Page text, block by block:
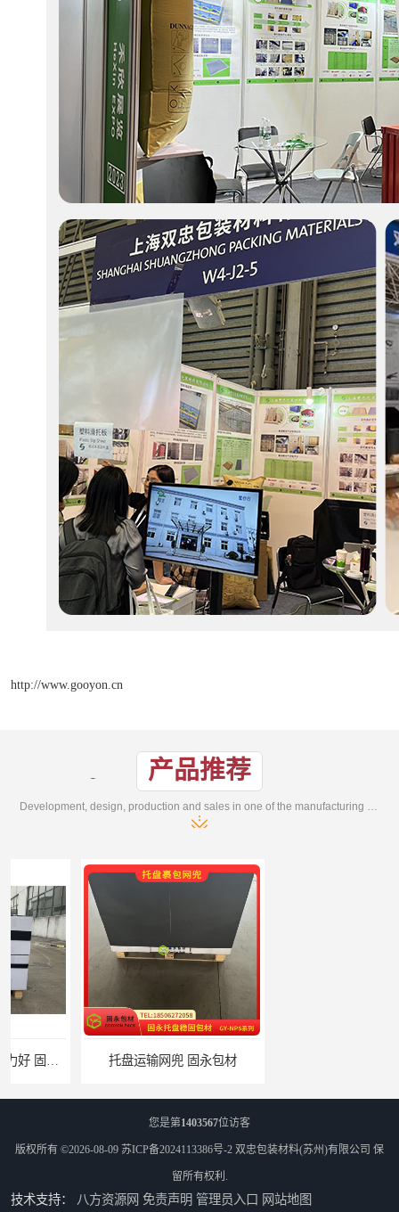
http://www.gooyon.cn
产品推荐
托盘运输网兜 固永包材 托盘打包绑带 固永包材
您是第1403567位访客
版权所有 ©2026-08-09 苏ICP备2024113386号-2 双忠包装材料(苏州)有限公司 保
留所有权利.
技术支持： 八方资源网 免责声明 管理员入口 网站地图